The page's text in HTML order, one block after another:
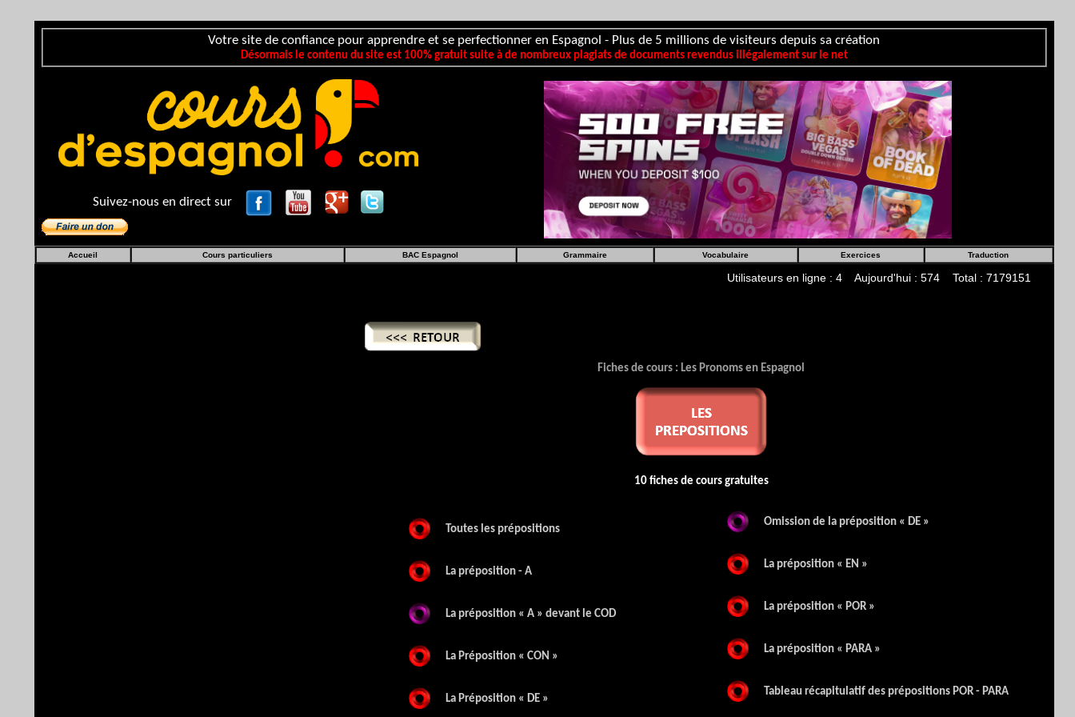
Votre site de confiance pour apprendre et se perfectionner en Espagnol - Plus de 5 millions de visiteurs depuis sa création
Désormais le contenu du site est 100% gratuit suite à de nombreux plagiats de documents revendus illégalement sur le net
Suivez-nous en direct sur
Accueil Cours particuliers BAC Espagnol Grammaire Vocabulaire Exercices Traduction
Utilisateurs en ligne : 4 Aujourd'hui : 574 Total : 7179151
Fiches de cours : Les Pronoms en Espagnol
10 fiches de cours gratuites
Toutes les prépositions
La préposition - A
La préposition « A » devant le COD
La Préposition « CON »
La Préposition « DE »
Omission de la préposition « DE »
La préposition « EN »
La préposition « POR »
La préposition « PARA »
Tableau récapitulatif des prépositions POR - PARA